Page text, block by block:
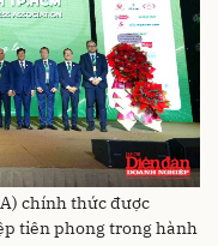
chính thức được
tiên phong trong hành